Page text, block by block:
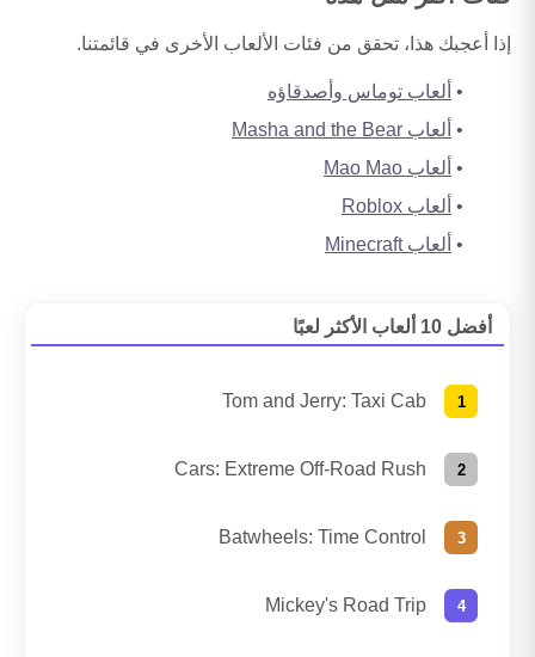
إذا أعجبك هذا، تحقق من فئات الألعاب الأخرى في قائمتنا.
ألعاب توماس وأصدقاؤه
ألعاب Masha and the Bear
ألعاب Mao Mao
ألعاب Roblox
ألعاب Minecraft
أفضل 10 ألعاب الأكثر لعبًا
Tom and Jerry: Taxi Cab
Cars: Extreme Off-Road Rush
Batwheels: Time Control
Mickey's Road Trip